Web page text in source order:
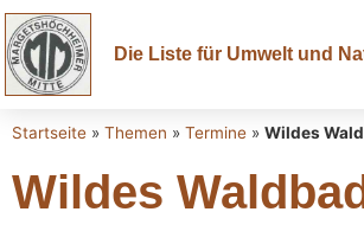
Die Liste für Umwelt und
Startseite » Themen » Termine » Wildes
Wildes